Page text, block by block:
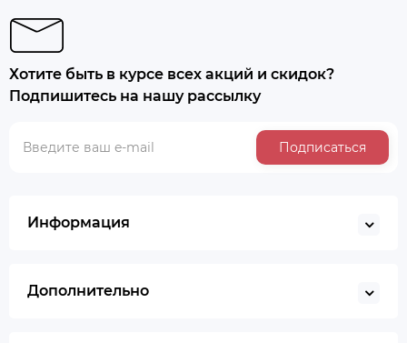
Хотите быть в курсе всех акций и скидок?
Подпишитесь на нашу рассылку
Подписаться
Информация
Дополнительно